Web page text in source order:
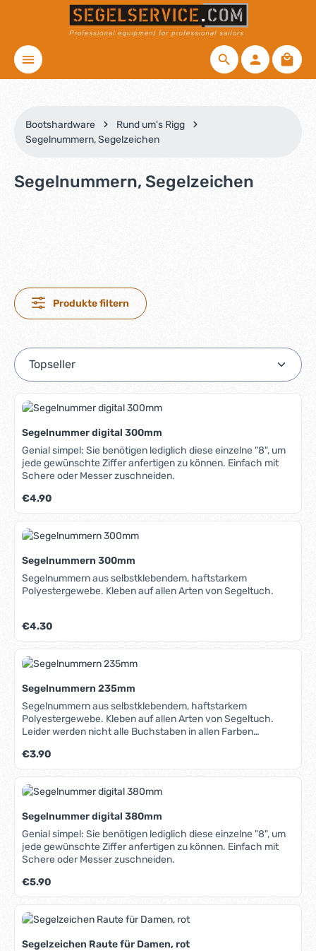
Zum Hauptinhalt springen
Bootshardware
Rund um's Rigg
Segelnummern, Segelzeichen
Segelnummern, Segelzeichen
Produkte filtern
Segelnummer digital 300mm
Genial simpel: Sie benötigen lediglich diese einzelne "8", um
jede gewünschte Ziffer anfertigen zu können. Einfach mit
Schere oder Messer zuschneiden.
Regulärer Preis:
€4.90
Segelnummern 300mm
Segelnummern aus selbstklebendem, haftstarkem
Polyestergewebe. Kleben auf allen Arten von Segeltuch.
Regulärer Preis:
€4.30
Segelnummern 235mm
Segelnummern aus selbstklebendem, haftstarkem
Polyestergewebe. Kleben auf allen Arten von Segeltuch.
Leider werden nicht alle Buchstaben in allen Farben
dem Auswahlfenster.
Regulärer Preis:
€3.90
Segelnummer digital 380mm
Genial simpel: Sie benötigen lediglich diese einzelne "8", um
jede gewünschte Ziffer anfertigen zu können. Einfach mit
Schere oder Messer zuschneiden.
Regulärer Preis:
€5.90
Segelzeichen Raute für Damen, rot